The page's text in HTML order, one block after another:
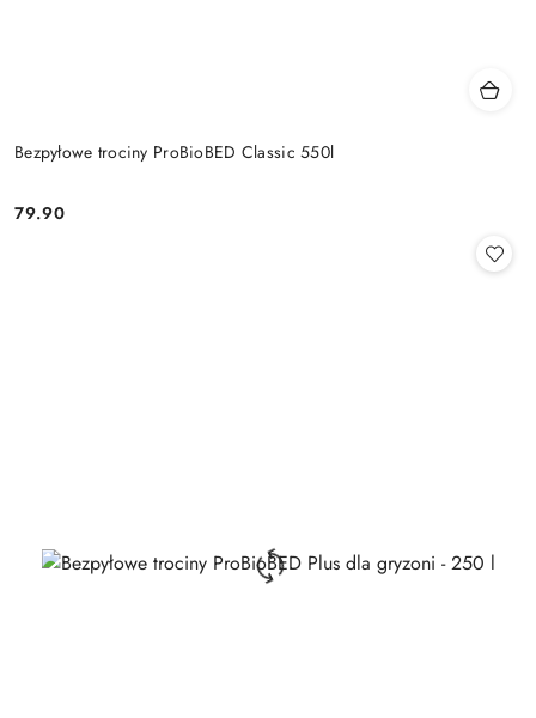
Bezpyłowe trociny ProBioBED Classic 550l
Cena:
79.90